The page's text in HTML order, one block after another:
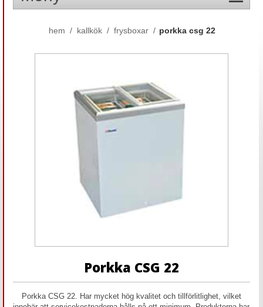
hem / kallkök / frysboxar / porkka csg 22
Porkka CSG 22
Porkka CSG 22. Har mycket hög kvalitet och tillförlitlighet, vilket